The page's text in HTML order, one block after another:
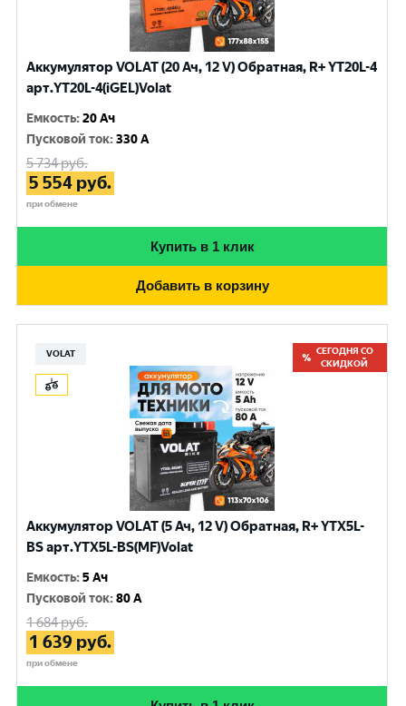
Аккумулятор VOLAT (20 Ач, 12 V) Обратная, R+ YT20L-4
арт.YT20L-4(iGEL)Volat
Емкость:20 Ач
Пусковой ток:330 A
5 734руб.
5 554 руб.
при обмене
Купить в 1 клик
Добавить в корзину
VOLAT
СЕГОДНЯ СО
СКИДКОЙ
Аккумулятор VOLAT (5 Ач, 12 V) Обратная, R+ YTX5L-
BS арт.YTX5L-BS(MF)Volat
Емкость:5 Ач
Пусковой ток:80 A
1 684руб.
1 639 руб.
при обмене